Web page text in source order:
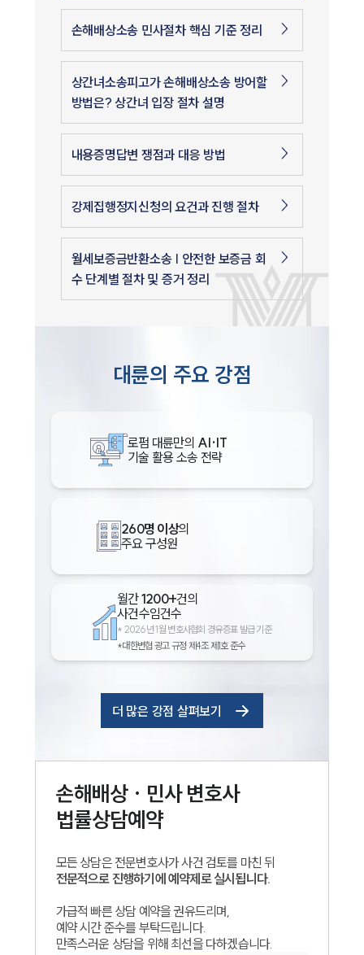
손해배상소송 민사절차 핵심 기준 정리
상간녀소송피고가 손해배상소송 방어할
방법은? 상간녀 입장 절차 설명
내용증명답변 쟁점과 대응 방법
강제집행정지신청의 요건과 진행 절차
월세보증금반환소송 | 안전한 보증금 회
수 단계별 절차 및 증거 정리
대륜의 주요 강점
로펌 대륜만의 AI·IT
기술 활용 소송 전략
260명 이상의
주요 구성원
월간1200+건의
사건수임건수
* 2026년 1월 변호사협회 경유증표 발급 기준
*대한변협 광고 규정 제4조 제1호 준수
더 많은 강점 살펴보기
손해배상 · 민사변호사
법률상담예약
모든 상담은 전문변호사가 사건 검토를 마친 뒤
전문적으로 진행하기에 예약제로 실시됩니다.
가급적 빠른 상담 예약을 권유드리며,
예약 시간 준수를 부탁드립니다.
만족스러운 상담을 위해 최선을 다하겠습니다.